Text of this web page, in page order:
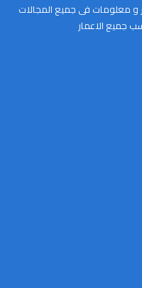
معلومات فى جميع المجالات
جميع الاعمار